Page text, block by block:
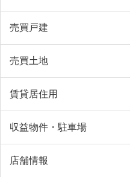
売買戸建
売買土地
賃貸居住用
収益物件・駐車場
店舗情報